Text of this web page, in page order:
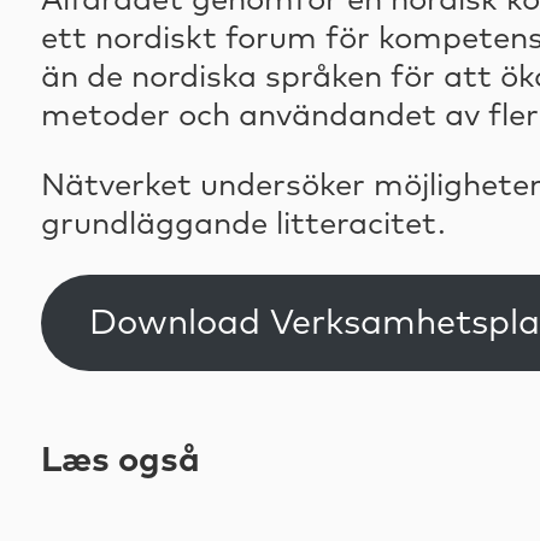
ett nordiskt forum för
än de nordiska språken för att
metoder och användandet av
Nätverket undersöker
grundläggande litteracitet.
Download
Læs også